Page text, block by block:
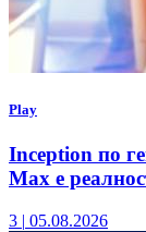
Play
Inception по
Max е
3 | 05.08.2026